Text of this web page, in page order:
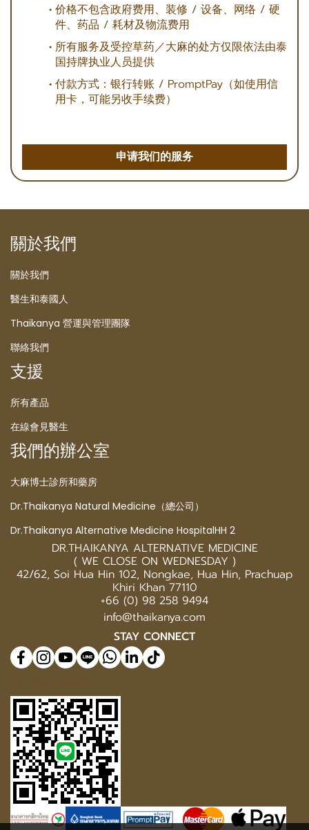
价格不包含政府费用、装修 / 设备、网络 / 硬
件、药品 / 耗材及物流费用
所有服务及受控草药／大麻的处方仅限依法由泰
国持牌执业人员提供
付款方式：银行转账 / PromptPay（如使用信
用卡，可能另收手续费）
申请我们的服务
關於我們
關於我們
醫生和泰國人
Thaikanya 營運與管理團隊
聯絡我們
支援
所有產品
在線會見醫生
我們的辦公室
大麻博士診所和藥房
Dr.Thaikanya Natural Medicine（總公司）
Dr.Thaikanya Alternative Medicine HospitalHH 2
DR.THAIKANYA ALTERNATIVE MEDICINE
( WE CLOSE ON WEDNESDAY )
42/62, Soi Hua Hin 102, Nongkae, Hua Hin, Prachuap
Khiri Khan 77110
+66 (0) 98 258 9494
info@thaikanya.com
STAY CONNECT